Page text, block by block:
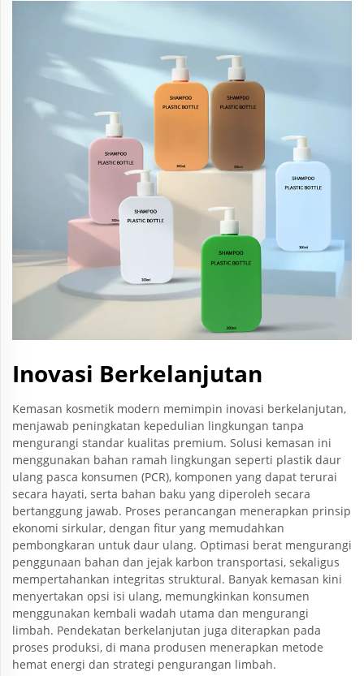
Inovasi Berkelanjutan
Kemasan kosmetik modern memimpin inovasi berkelanjutan,
menjawab peningkatan kepedulian lingkungan tanpa
mengurangi standar kualitas premium. Solusi kemasan ini
menggunakan bahan ramah lingkungan seperti plastik daur
ulang pasca konsumen (PCR), komponen yang dapat terurai
secara hayati, serta bahan baku yang diperoleh secara
bertanggung jawab. Proses perancangan menerapkan prinsip
ekonomi sirkular, dengan fitur yang memudahkan
pembongkaran untuk daur ulang. Optimasi berat mengurangi
penggunaan bahan dan jejak karbon transportasi, sekaligus
mempertahankan integritas struktural. Banyak kemasan kini
menyertakan opsi isi ulang, memungkinkan konsumen
menggunakan kembali wadah utama dan mengurangi
limbah. Pendekatan berkelanjutan juga diterapkan pada
proses produksi, di mana produsen menerapkan metode
hemat energi dan strategi pengurangan limbah.